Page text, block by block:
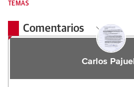
TEMAS
Comentarios
Carlos